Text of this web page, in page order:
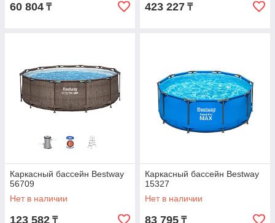
60 804 ₸ 423 227 ₸
Каркасный бассейн Bestway
56709
Нет в наличии
123 582 ₸
Каркасный бассейн Bestway
15327
Нет в наличии
83 795 ₸